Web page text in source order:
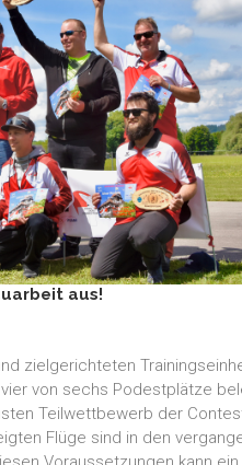
aus!
zielgerichteten
von sechs Podestplätze
Teilwettbewerb der
Flüge sind in den